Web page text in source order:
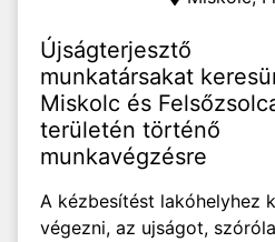
Újságterjesztő
munkatársakat
Miskolc és
területén történő
munkavégzésre
A kézbesítést lakóhelyhez
végezni, az ujságot,